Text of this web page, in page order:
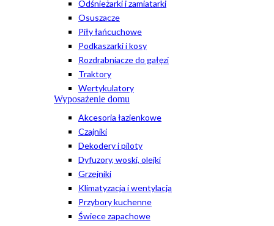
Odśnieżarki i zamiatarki
Osuszacze
Piły łańcuchowe
Podkaszarki i kosy
Rozdrabniacze do gałęzi
Traktory
Wertykulatory
Wyposażenie domu
Akcesoria łazienkowe
Czajniki
Dekodery i piloty
Dyfuzory, woski, olejki
Grzejniki
Klimatyzacja i wentylacja
Przybory kuchenne
Świece zapachowe